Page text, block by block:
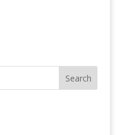
Search